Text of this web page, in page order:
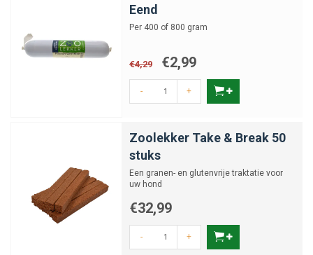
Eend
Per 400 of 800 gram
€4,29 €2,99
- +
Zoolekker Take & Break 50
stuks
Een granen- en glutenvrije traktatie voor
uw hond
€32,99
- +